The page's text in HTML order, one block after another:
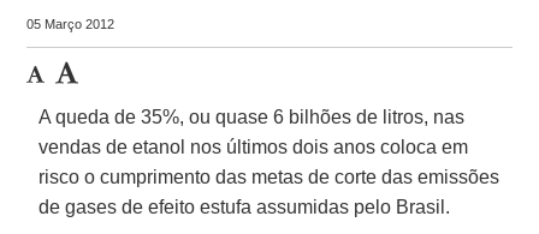
05 Março 2012
A queda de 35%, ou quase 6 bilhões de litros, nas
vendas de etanol nos últimos dois anos coloca em
risco o cumprimento das metas de corte das emissões
de gases de efeito estufa assumidas pelo Brasil.